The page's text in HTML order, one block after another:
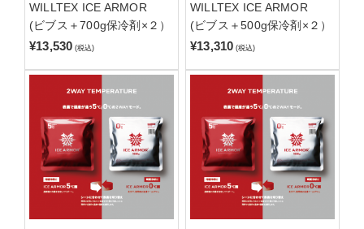
WILLTEX ICE ARMOR
(ビブス＋700g保冷剤×２）
¥13,530 (税込)
WILLTEX ICE ARMOR
(ビブス＋500g保冷剤×２）
¥13,310 (税込)